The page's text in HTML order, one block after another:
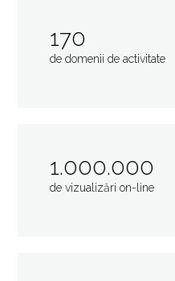
170
de domenii de activitate
1.000.000
de vizualizări on-line